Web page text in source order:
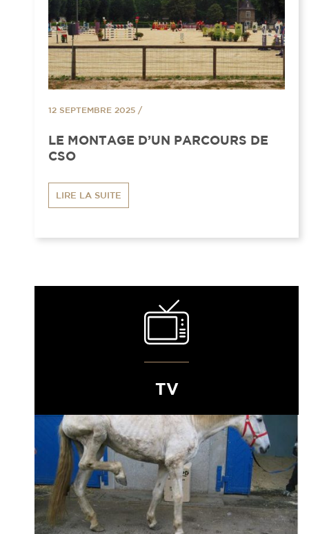
12 SEPTEMBRE 2025 /
LE MONTAGE D’UN PARCOURS DE
CSO
LIRE LA SUITE
TV